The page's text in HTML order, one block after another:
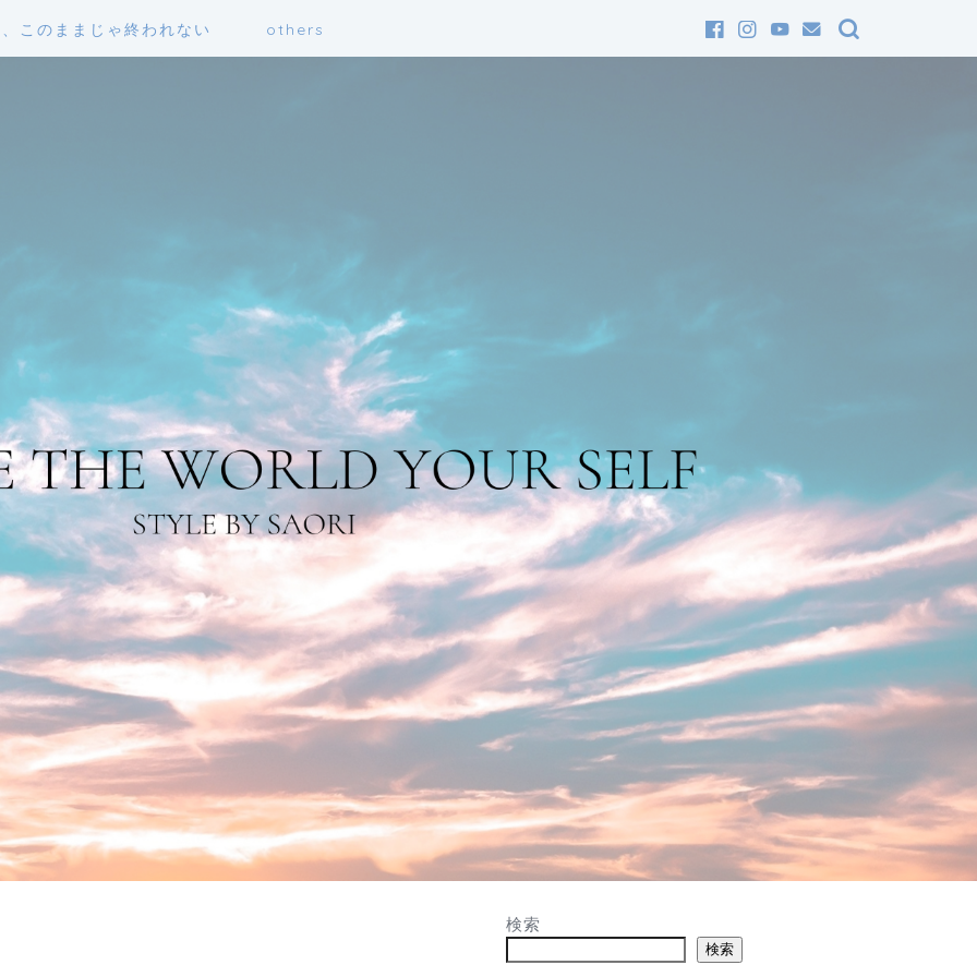
このままじゃ終われない others
検索
検索